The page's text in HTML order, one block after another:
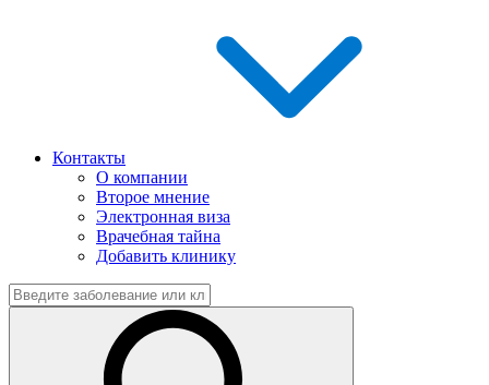
Контакты
О компании
Второе мнение
Электронная виза
Врачебная тайна
Добавить клинику